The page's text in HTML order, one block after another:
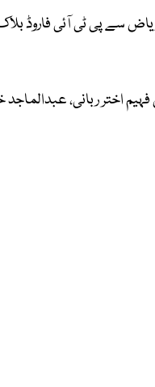
فہیم اختر ربانی،